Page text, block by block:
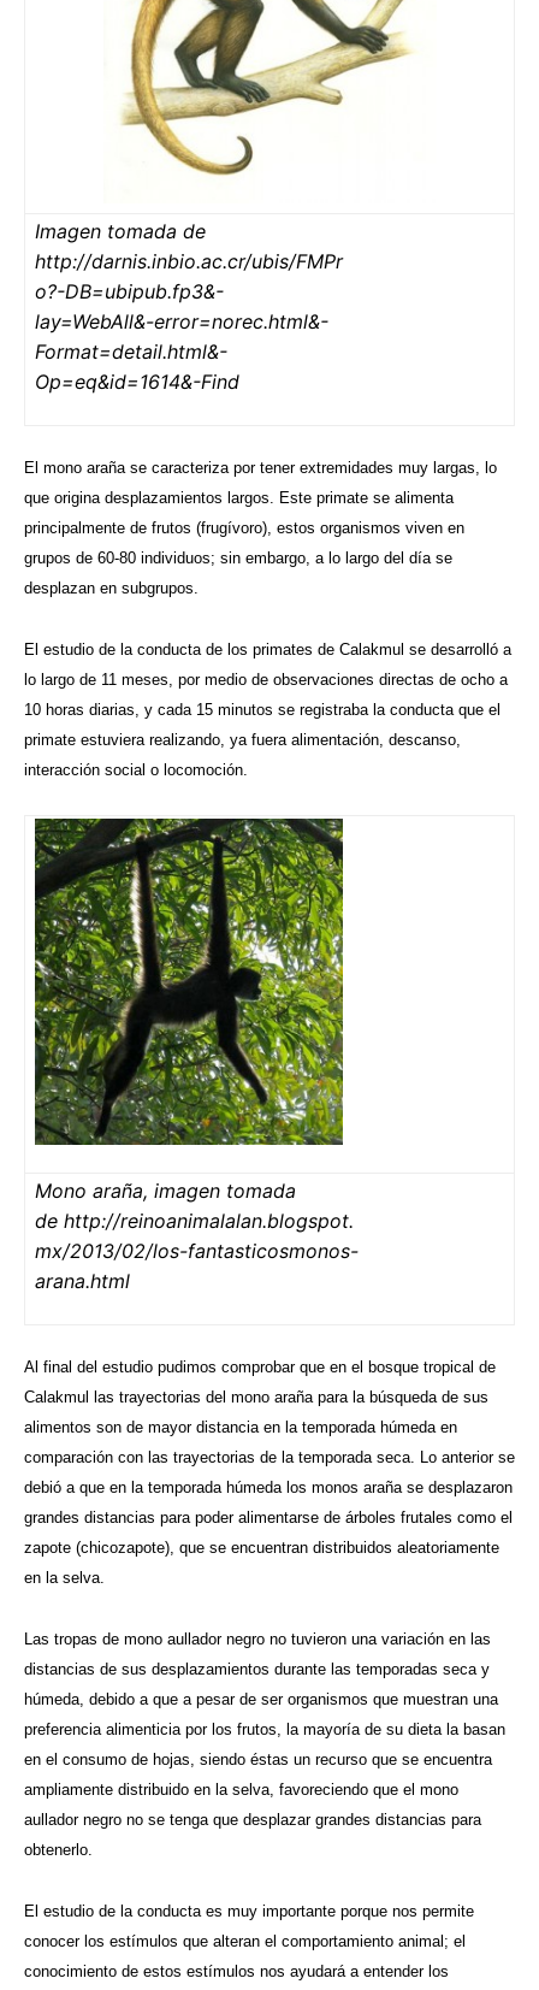
Imagen tomada de
http://darnis.inbio.ac.cr/ubis/FMPr
o?-DB=ubipub.fp3&-
lay=WebAll&-error=norec.html&-
Format=detail.html&-
Op=eq&id=1614&-Find
El mono araña se caracteriza por tener extremidades muy largas, lo
que origina desplazamientos largos. Este primate se alimenta
principalmente de frutos (frugívoro), estos organismos viven en
grupos de 60-80 individuos; sin embargo, a lo largo del día se
desplazan en subgrupos.
El estudio de la conducta de los primates de Calakmul se desarrolló a
lo largo de 11 meses, por medio de observaciones directas de ocho a
10 horas diarias, y cada 15 minutos se registraba la conducta que el
primate estuviera realizando, ya fuera alimentación, descanso,
interacción social o locomoción.
Mono araña, imagen tomada
de http://reinoanimalalan.blogspot.
mx/2013/02/los-fantasticosmonos-
arana.html
Al final del estudio pudimos comprobar que en el bosque tropical de
Calakmul las trayectorias del mono araña para la búsqueda de sus
alimentos son de mayor distancia en la temporada húmeda en
comparación con las trayectorias de la temporada seca. Lo anterior se
debió a que en la temporada húmeda los monos araña se desplazaron
grandes distancias para poder alimentarse de árboles frutales como el
zapote (chicozapote), que se encuentran distribuidos aleatoriamente
en la selva.
Las tropas de mono aullador negro no tuvieron una variación en las
distancias de sus desplazamientos durante las temporadas seca y
húmeda, debido a que a pesar de ser organismos que muestran una
preferencia alimenticia por los frutos, la mayoría de su dieta la basan
en el consumo de hojas, siendo éstas un recurso que se encuentra
ampliamente distribuido en la selva, favoreciendo que el mono
aullador negro no se tenga que desplazar grandes distancias para
obtenerlo.
El estudio de la conducta es muy importante porque nos permite
conocer los estímulos que alteran el comportamiento animal; el
conocimiento de estos estímulos nos ayudará a entender los